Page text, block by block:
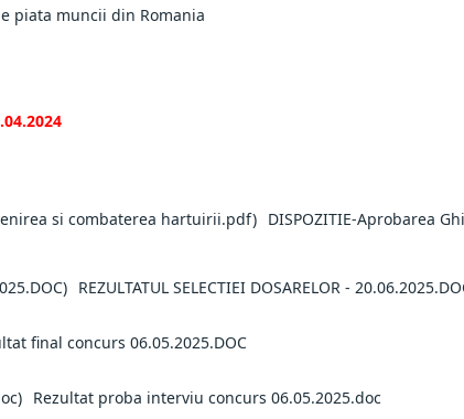
piata muncii din Romania
DISPOZITIE-Aprobarea
REZULTATUL SELECTIEI DOSARELOR -
final concurs 06.05.2025.DOC
Rezultat proba interviu concurs 06.05.2025.doc